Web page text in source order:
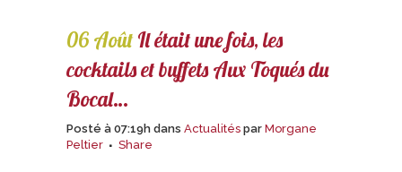
06 AoûtIl était une fois, les
cocktails et buffets Aux Toqués du
Bocal…
Posté à 07:19h dans Actualités par Morgane
Peltier
Share